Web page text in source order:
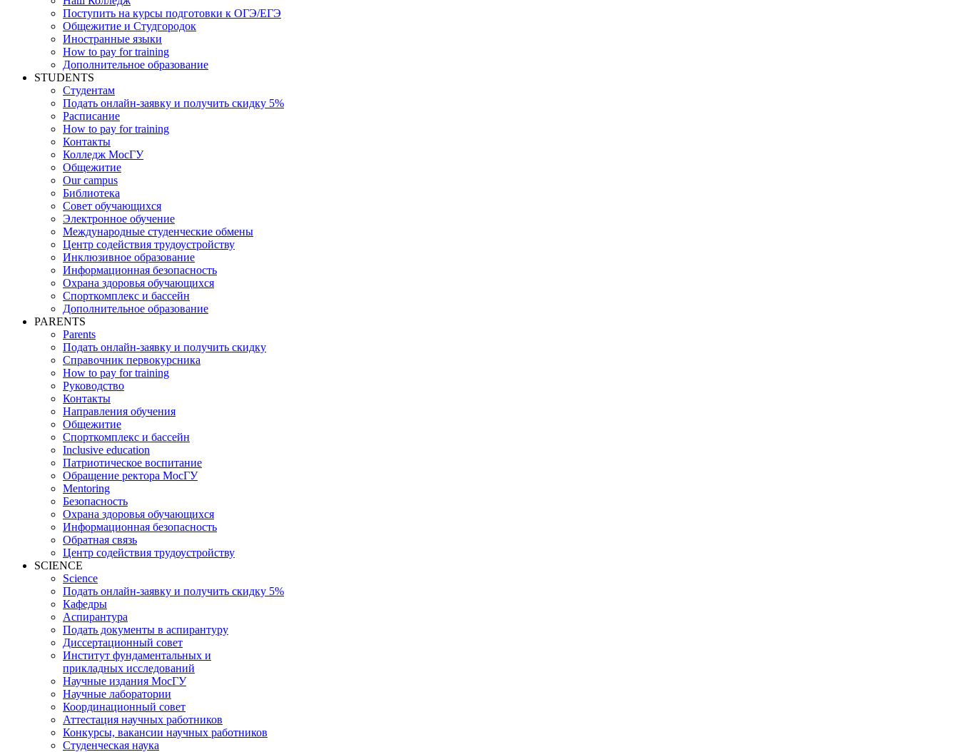
Поступить на курсы подготовки к ОГЭ/ЕГЭ
Общежитие и Студгородок
Иностранные языки
How to pay for training
Дополнительное образование
STUDENTS
Студентам
Подать онлайн-заявку и получить скидку 5%
Расписание
How to pay for training
Контакты
Колледж МосГУ
Общежитие
Our campus
Библиотека
Совет обучающихся
Электронное обучение
Международные студенческие обмены
Центр содействия трудоустройству
Инклюзивное образование
Информационная безопасность
Охрана здоровья обучающихся
Спорткомплекс и бассейн
Дополнительное образование
PARENTS
Parents
Подать онлайн-заявку и получить скидку
Справочник первокурсника
How to pay for training
Руководство
Контакты
Направления обучения
Общежитие
Спорткомплекс и бассейн
Inclusive education
Патриотическое воспитание
Обращение ректора МосГУ
Mentoring
Безопасность
Охрана здоровья обучающихся
Информационная безопасность
Обратная связь
Центр содействия трудоустройству
SCIENCE
Science
Подать онлайн-заявку и получить скидку 5%
Кафедры
Аспирантура
Подать документы в аспирантуру
Диссертационный совет
Институт фундаментальных и
прикладных исследований
Научные издания МосГУ
Научные лаборатории
Координационный совет
Аттестация научных работников
Конкурсы, вакансии научных работников
Студенческая наука